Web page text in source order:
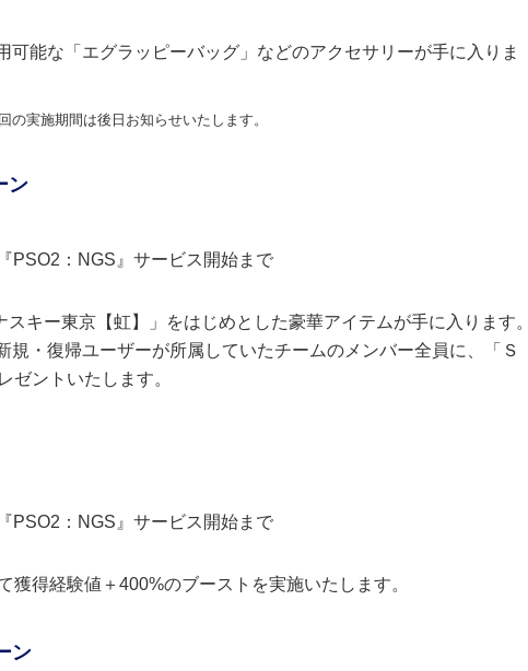
能な「エグラッピーバッグ」などのアクセサリーが手に入りま
実施期間は後日お知らせいたします。
ン
PSO2：NGS』サービス開始まで
キー東京【虹】」をはじめとした豪華アイテムが手に入ります。
・復帰ユーザーが所属していたチームのメンバー全員に、「Ｓ
ゼントいたします。
PSO2：NGS』サービス開始まで
得経験値＋400%のブーストを実施いたします。
ン